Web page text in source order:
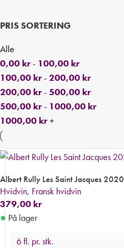
PRIS SORTERING
Alle
0,00 kr- 100,00 kr
100,00 kr- 200,00 kr
200,00 kr- 500,00 kr
500,00 kr- 1000,00 kr
1000,00 kr+
Albert Rully Les Saint Jacques 2020
Hvidvin, Fransk hvidvin
379,00 kr
● På lager
6 fl. pr. stk.